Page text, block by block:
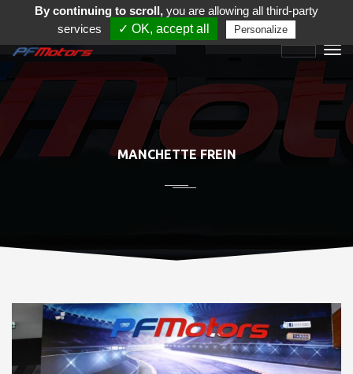
MANCHETTE FREIN
By continuing to scroll,you are allowing all third-party
services
✓ OK, accept all Personalize